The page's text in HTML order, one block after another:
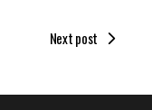
Next post